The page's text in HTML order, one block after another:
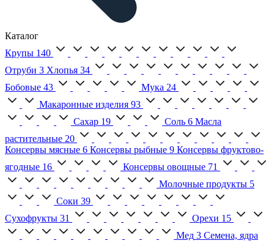
Каталог
Крупы 140
Отруби 3 Хлопья 34
Бобовые 43 Мука 24
Макаронные изделия 93
Сахар 19 Соль 6 Масла
растительные 20
Консервы мясные 6 Консервы рыбные 9 Консервы фруктово-
ягодные 16 Консервы овощные 71
Молочные продукты 5
Соки 39
Сухофрукты 31 Орехи 15
Мед 3 Семена, ядра